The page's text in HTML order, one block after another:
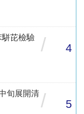
芘檢驗
/ 4
旬展開清 / 5